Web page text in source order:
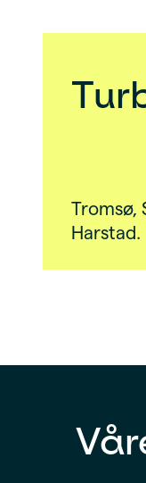
Tromsø,
Harstad.